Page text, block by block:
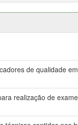
de qualidade
realização de